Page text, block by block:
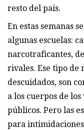
resto del país.
En estas semanas
algunas escuelas:
narcotraficantes,
rivales. Ese tipo de
descuidados, son
a los cuerpos de
públicos. Pero las
para